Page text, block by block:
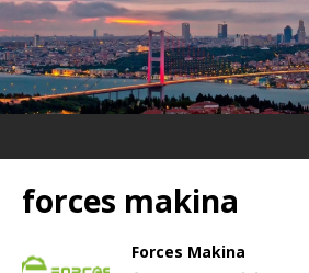
forces makina
Forces Makina